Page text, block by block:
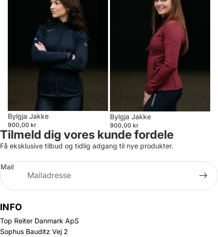
Bylgja Jakke
900,00 kr
Bylgja Jakke
900,00 kr
Tilmeld dig vores kunde fordele
Få eksklusive tilbud og tidlig adgang til nye produkter.
Mail
INFO
Top Reiter Danmark ApS
Sophus Bauditz Vej 2